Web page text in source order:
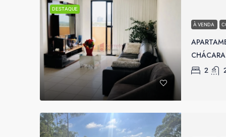
DESTAQUE
À VENDA
2